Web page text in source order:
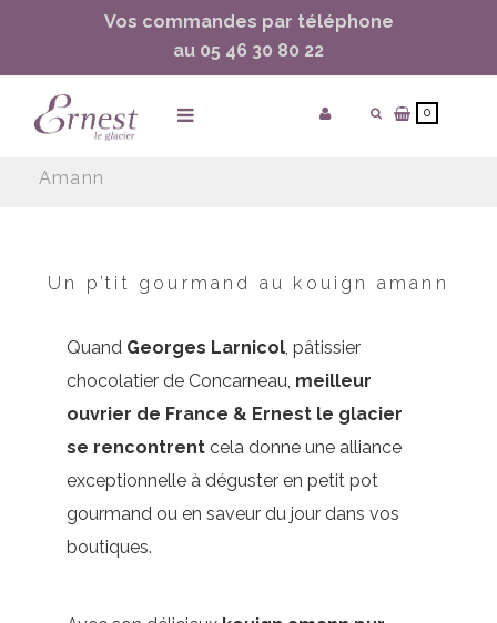
super clone watches
Vos commandes par téléphone
au 05 46 30 80 22
0
Accueil /Un P’tit Gourmand Au Kouign
Amann
Un p’tit gourmand au kouign amann
Quand Georges Larnicol, pâtissier
chocolatier de Concarneau, meilleur
ouvrier de France & Ernest le glacier
se rencontrent cela donne une alliance
exceptionnelle à déguster en petit pot
gourmand ou en saveur du jour dans vos
boutiques.